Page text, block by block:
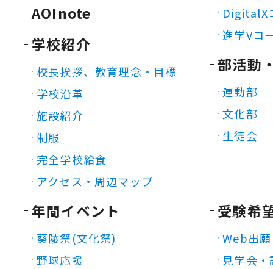
AOInote
学校紹介
校長挨拶、教育理念・目標
学校沿革
施設紹介
制服
完全学校給食
アクセス・周辺マップ
DigitalX
進学Vコ
部活動
運動部
文化部
生徒会
年間イベント
葵陵祭(文化祭)
野球応援
受験希
Web出願
見学会